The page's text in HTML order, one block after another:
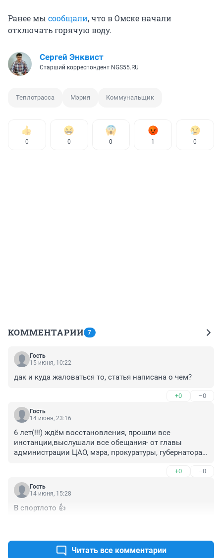
Ранее мы сообщали, что в Омске начали
отключать горячую воду.
Сергей Энквист
Старший корреспондент NGS55.RU
Теплотрасса Мэрия Коммунальщик
0 0 0 1 0
КОММЕНТАРИИ 7
Гость
15 июня, 10:22
дак и куда жаловаться то, статья написана о чем?
+0 –0
Гость
14 июня, 23:16
6 лет(!!!) ждём восстановления, прошли все
инстанции,выслушали все обещания- от главы
администрации ЦАО, мэра, прокуратуры, губернатора-
+0 –0
Гость
14 июня, 15:28
В спортлото 👍
Читать все комментарии